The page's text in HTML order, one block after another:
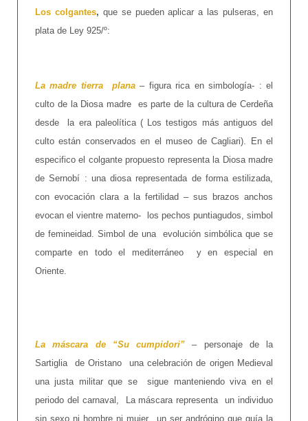
Los colgantes, que se pueden aplicar a las pulseras, en
plata de Ley 925/º:
La madre tierra plana– figura rica en simbología- : el
culto de la Diosa madre es parte de la cultura de Cerdeña
desde la era paleolítica ( Los testigos más antiguos del
culto están conservados en el museo de Cagliari). En el
especifico el colgante propuesto representa la Diosa madre
de Sernobí : una diosa representada de forma estilizada,
con evocación clara a la fertilidad – sus brazos anchos
evocan el vientre materno- los pechos puntiagudos, simbol
de femineidad. Simbol de una evolución simbólica que se
comparte en todo el mediterráneo y en especial en
Oriente.
La máscara de “Su cumpidori”
– personaje de la
Sartiglia de Oristano una celebración de origen Medieval
una justa militar que se sigue manteniendo viva en el
periodo del carnaval, La máscara representa un individuo
sin sexo ni hombre ni mujer, un ser andrógino que guía la